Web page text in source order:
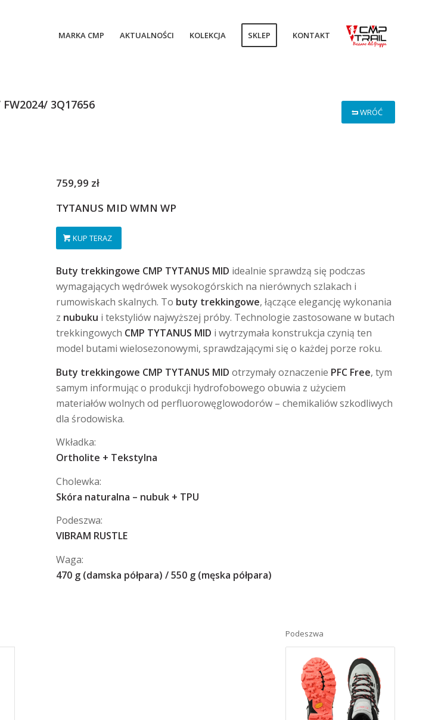
MARKA CMP AKTUALNOŚCI KOLEKCJA SKLEP KONTAKT
3Q17656
WRÓĆ
759,99 zł
TYTANUS MID WMN WP
KUP TERAZ
Buty trekkingowe CMP TYTANUS MID idealnie sprawdzą się podczas
wymagających wędrówek wysokogórskich na nierównych szlakach i
rumowiskach skalnych. To buty trekkingowe, łączące elegancję wykonania
z nubuku i tekstyliów najwyższej próby. Technologie zastosowane w butach
trekkingowych CMP TYTANUS MID i wytrzymała konstrukcja czynią ten
model butami wielosezonowymi, sprawdzającymi się o każdej porze roku.
Buty trekkingowe CMP TYTANUS MIDotrzymały oznaczenie PFC Free, tym
samym informując o produkcji hydrofobowego obuwia z użyciem
materiałów wolnych od perfluorowęglowodorów – chemikaliów szkodliwych
dla środowiska.
Wkładka:
Ortholite + Tekstylna
Cholewka:
Skóra naturalna – nubuk + TPU
Podeszwa:
VIBRAM RUSTLE
Waga:
470 g (damska półpara) / 550 g (męska półpara)
Podeszwa